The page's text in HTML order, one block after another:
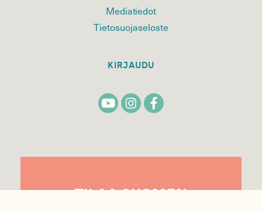
Mediatiedot
Tietosuojaseloste
KIRJAUDU
TILAASUOMEN